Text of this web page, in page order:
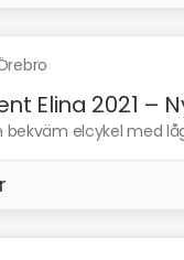
Elina 2021 –
bekväm elcykel med